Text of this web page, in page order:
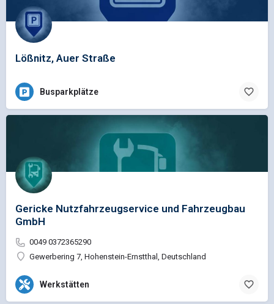
Lößnitz, Auer Straße
Busparkplätze
Gericke Nutzfahrzeugservice und Fahrzeugbau
GmbH
0049 0372365290
Gewerbering 7, Hohenstein-Ernstthal, Deutschland
Werkstätten